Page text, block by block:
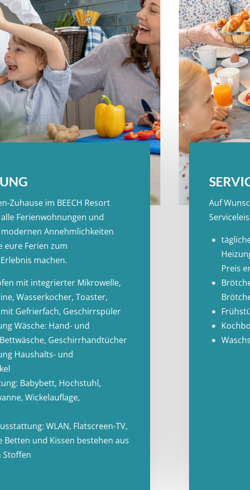
Zuhause im BEECH Resort
Ferienwohnungen und
Annehmlichkeiten
eure Ferien zum
machen.
mit integrierter Mikrowelle,
Wasserkocher, Toaster,
Gefrierfach, Geschirrspüler
Wäsche: Hand- und
Geschirrhandtücher
Haushalts- und
Babybett, Hochstuhl,
Wickelauflage,
WLAN, Flatscreen-TV,
Betten und Kissen bestehen aus
Stoffen
Auf
Preis